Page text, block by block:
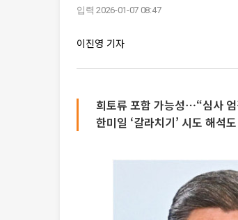
입력 2026-01-07 08:47
이진영 기자
희토류 포함 가능성⋯“심사
한미일 ‘갈라치기’ 시도 해석